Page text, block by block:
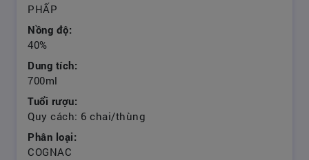
PHẤP
Nồng độ:
40%
Dung tích:
700ml
Tuổi rượu:
Quy cách: 6 chai/thùng
Phân loại:
COGNAC